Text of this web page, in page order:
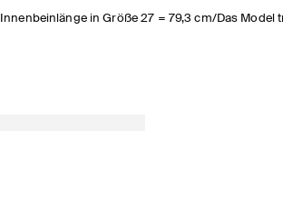
Innenbeinlänge in Größe 27 = 79,3 cm/Das Model